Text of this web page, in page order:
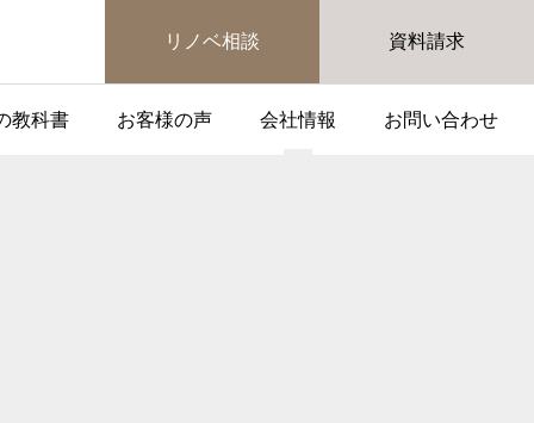
リノベ相談 資料請求
教科書 お客様の声 会社情報 お問い合わせ